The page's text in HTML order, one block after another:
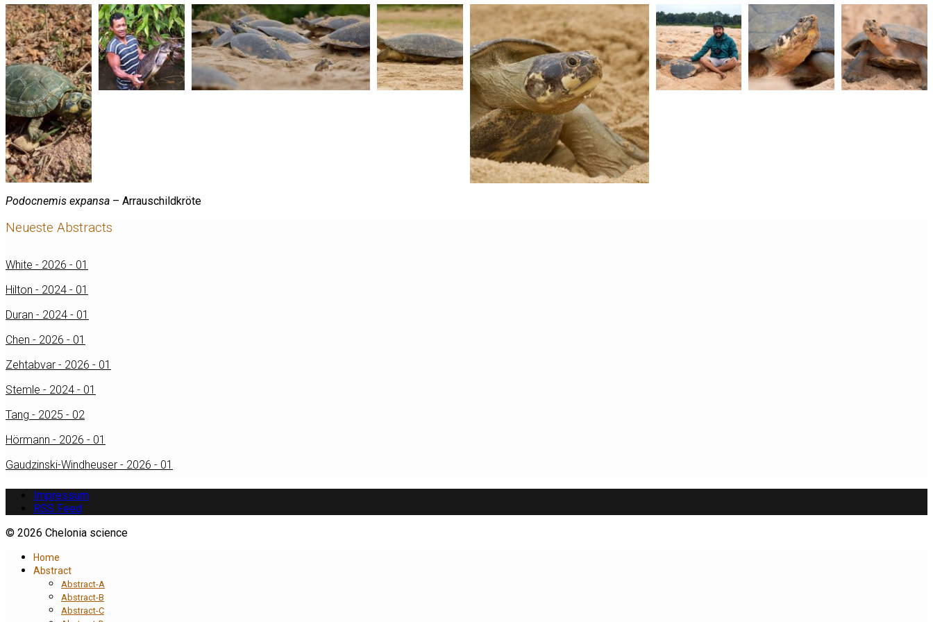
Podocnemis expansa – Arrauschildkröte
Neueste Abstracts
White - 2026 - 01
Hilton - 2024 - 01
Duran - 2024 - 01
Chen - 2026 - 01
Zehtabvar - 2026 - 01
Stemle - 2024 - 01
Tang - 2025 - 02
Hörmann - 2026 - 01
Gaudzinski-Windheuser - 2026 - 01
Impressum
RSS Feed
© 2026 Chelonia science
Home
Abstract
Abstract-A
Abstract-B
Abstract-C